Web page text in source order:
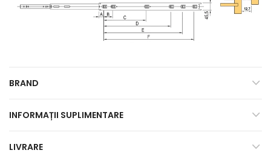
BRAND
INFORMAȚII SUPLIMENTARE
LIVRARE